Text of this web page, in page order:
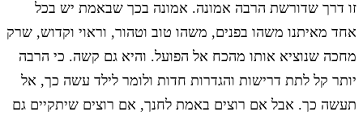
זו דרך שדורשת הרבה אמונה. אמונה בכך שבאמת יש בכל
אחד מאיתנו משהו בפנים, משהו טוב וטהור, וראוי וקדוש, שרק
מחכה שנוציא אותו מהכח אל הפועל. והיא גם קשה. כי הרבה
יותר קל לתת דרישות והגדרות חדות ולומר לילד עשה כך, אל
תעשה כך. אבל אם רוצים באמת לחנך, אם רוצים שיתקיים גם